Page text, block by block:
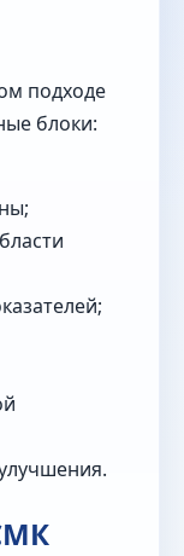
подходе
блоки: